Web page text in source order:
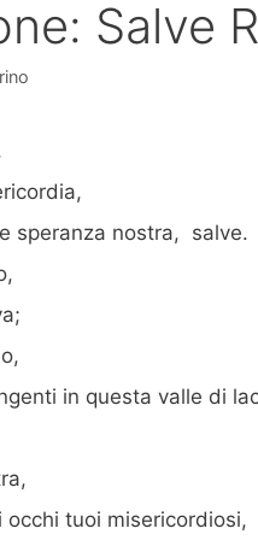
Salve
rino
speranza nostra, salve.
in questa valle di
occhi tuoi misericordiosi,